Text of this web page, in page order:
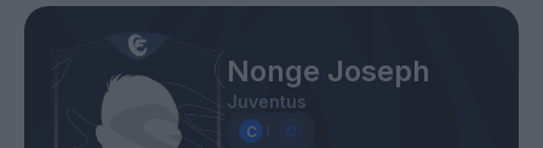
Nonge Joseph
Juventus